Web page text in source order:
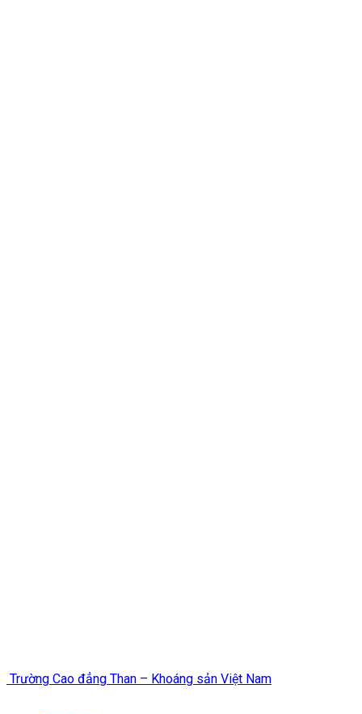
Trường Cao đẳng Than – Khoáng sản Việt Nam